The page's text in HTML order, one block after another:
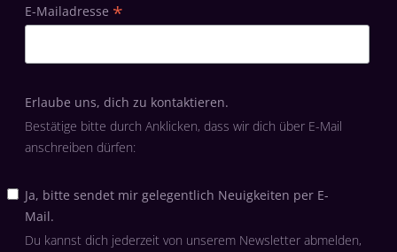
E-Mailadresse *
Erlaube uns, dich zu kontaktieren.
Bestätige bitte durch Anklicken, dass wir dich über E-Mail
anschreiben dürfen:
Ja, bitte sendet mir gelegentlich Neuigkeiten per E-
Mail.
Du kannst dich jederzeit von unserem Newsletter abmelden,